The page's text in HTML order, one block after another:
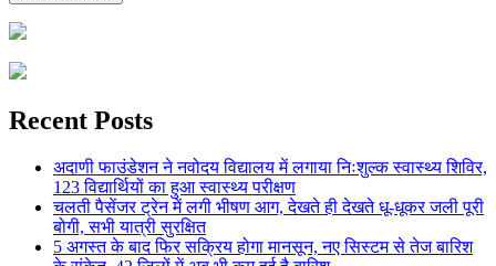
Recent Posts
अदाणी फाउंडेशन ने नवोदय विद्यालय में लगाया निःशुल्क स्वास्थ्य शिविर,
123 विद्यार्थियों का हुआ स्वास्थ्य परीक्षण
चलती पैसेंजर ट्रेन में लगी भीषण आग, देखते ही देखते धू-धूकर जली पूरी
बोगी, सभी यात्री सुरक्षित
5 अगस्त के बाद फिर सक्रिय होगा मानसून, नए सिस्टम से तेज बारिश